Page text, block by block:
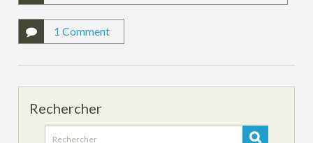
1 Comment
Rechercher
Search